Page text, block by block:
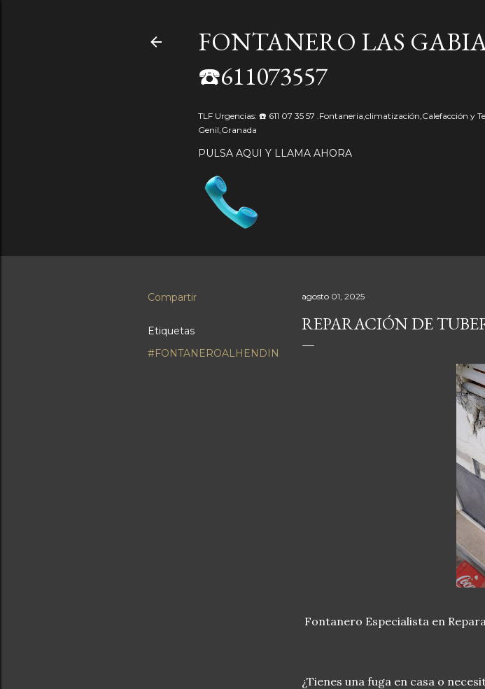
FONTANERO LAS
☎️611073557
TLF Urgencias: ☎️ 611 07 35 57 .Fontaneria,climatización,Calefacción y
Genil,Granada
PULSA AQUI Y LLAMA AHORA
Compartir
Etiquetas
#FONTANEROALHENDIN
agosto 01, 2025
REPARACIÓN DE
Fontanero Especialista en
¿Tienes una fuga en casa o